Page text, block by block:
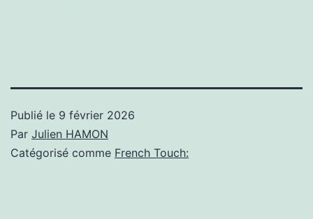
Publié le 9 février 2026
Par Julien HAMON
Catégorisé comme French Touch: